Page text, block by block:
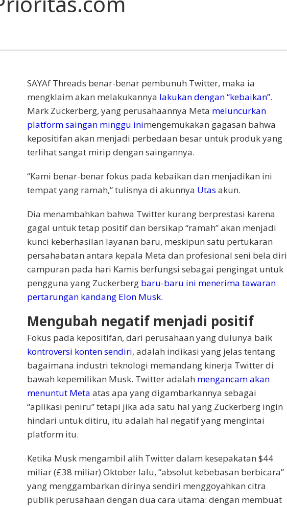
|
SAYAf Threads benar-benar pembunuh Twitter, maka ia
mengklaim akan melakukannya lakukan dengan “kebaikan”.
Mark Zuckerberg, yang perusahaannya Meta meluncurkan
platform saingan minggu inimengemukakan gagasan bahwa
kepositifan akan menjadi perbedaan besar untuk produk yang
terlihat sangat mirip dengan saingannya.
“Kami benar-benar fokus pada kebaikan dan menjadikan ini
tempat yang ramah,” tulisnya di akunnya Utas akun.
Dia menambahkan bahwa Twitter kurang berprestasi karena
gagal untuk tetap positif dan bersikap “ramah” akan menjadi
kunci keberhasilan layanan baru, meskipun satu pertukaran
persahabatan antara kepala Meta dan profesional seni bela diri
campuran pada hari Kamis berfungsi sebagai pengingat untuk
pengguna yang Zuckerberg baru-baru ini menerima tawaran
pertarungan kandang Elon Musk.
Mengubah negatif menjadi positif
Fokus pada kepositifan, dari perusahaan yang dulunya baik
kontroversi konten sendiri, adalah indikasi yang jelas tentang
bagaimana industri teknologi memandang kinerja Twitter di
bawah kepemilikan Musk. Twitter adalah mengancam akan
menuntut Meta atas apa yang digambarkannya sebagai
“aplikasi peniru” tetapi jika ada satu hal yang Zuckerberg ingin
hindari untuk ditiru, itu adalah hal negatif yang mengintai
platform itu.
Ketika Musk mengambil alih Twitter dalam kesepakatan $44
miliar (£38 miliar) Oktober lalu, “absolut kebebasan berbicara”
yang menggambarkan dirinya sendiri menggoyahkan citra
publik perusahaan dengan dua cara utama: dengan membuat